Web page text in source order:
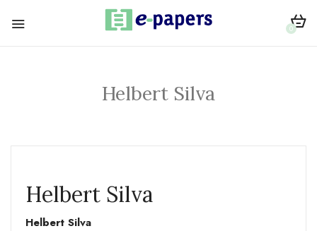
0
Helbert Silva
Helbert Silva
Helbert Silva